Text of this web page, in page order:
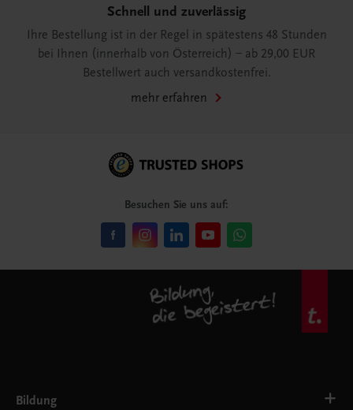
Schnell und zuverlässig
Ihre Bestellung ist in der Regel in spätestens 48 Stunden
bei Ihnen (innerhalb von Österreich) – ab 29,00 EUR
Bestellwert auch versandkostenfrei.
mehr erfahren
Besuchen Sie uns auf:
Bildung